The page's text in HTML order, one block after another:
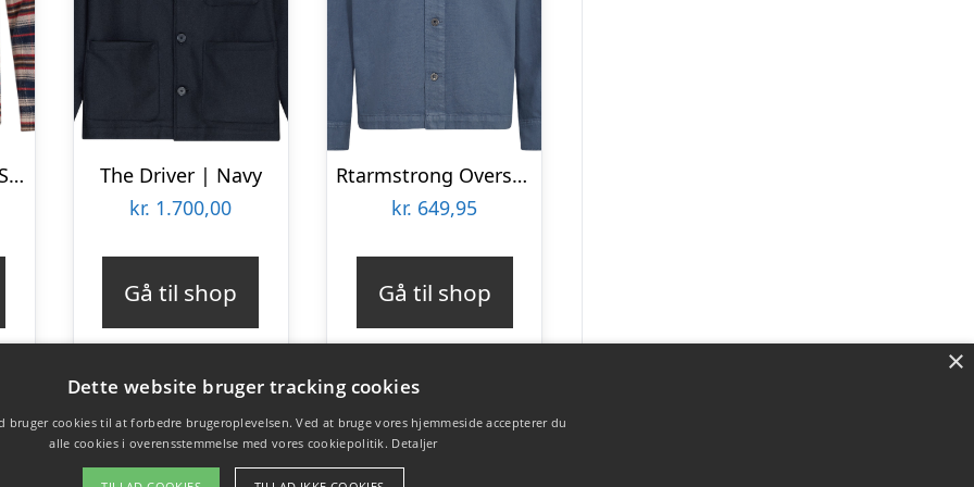
Resteröds Flannel Shirt
The Driver | Navy
kr. 1.700,00
Gå til shop
Rtarmstrong Overshirt
kr. 649,95
Gå til shop
×
Dette website bruger tracking cookies
bruger cookies til at forbedre brugeroplevelsen. Ved at bruge vores hjemmeside accepterer du
alle cookies i overensstemmelse med vores cookiepolitik. Detaljer